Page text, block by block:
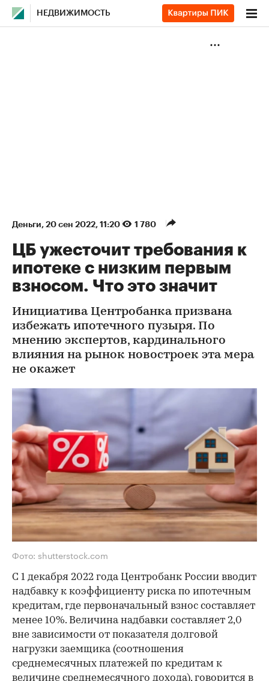
НЕДВИЖИМОСТЬ
Деньги⁠, 20 сен 2022, 11:20 1 780
ЦБ ужесточит требования к
ипотеке с низким первым
взносом. Что это значит
Инициатива Центробанка призвана
избежать ипотечного пузыря. По
мнению экспертов, кардинального
влияния на рынок новостроек эта мера
не окажет
Фото: shutterstock.com
С 1 декабря 2022 года Центробанк России вводит
надбавку к коэффициенту риска по ипотечным
кредитам, где первоначальный взнос составляет
менее 10%. Величина надбавки составляет 2,0
вне зависимости от показателя долговой
нагрузки заемщика (соотношения
среднемесячных платежей по кредитам к
величине среднемесячного дохода), говорится в